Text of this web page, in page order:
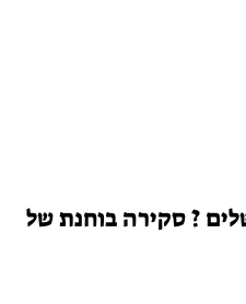
? סקירה בוחנת של